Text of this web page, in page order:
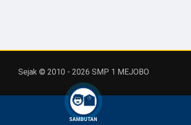
Sejak © 2010 - 2026 SMP 1 MEJOBO
🧑‍🏫
SAMBUTAN